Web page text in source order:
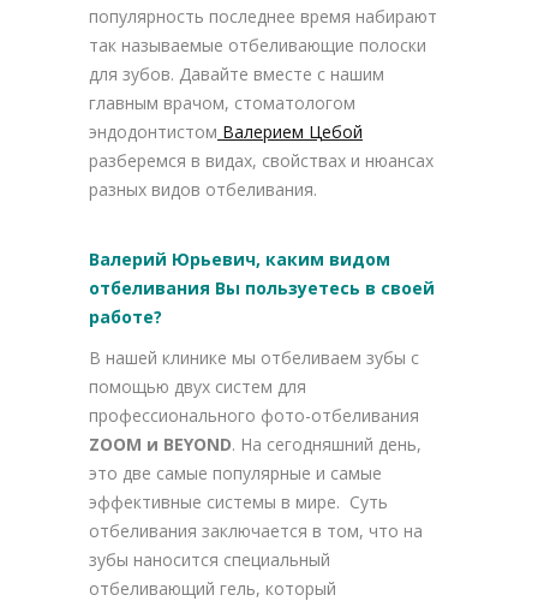
популярность последнее время набирают
так называемые отбеливающие полоски
для зубов. Давайте вместе с нашим
главным врачом, стоматологом
эндодонтистом Валерием Цебой
разберемся в видах, свойствах и нюансах
разных видов отбеливания.
Валерий Юрьевич, каким видом
отбеливания Вы пользуетесь в своей
работе?
В нашей клинике мы отбеливаем зубы с
помощью двух систем для
профессионального фото-отбеливания
ZOOM и BEYOND. На сегодняшний день,
это две самые популярные и самые
эффективные системы в мире. Суть
отбеливания заключается в том, что на
зубы наносится специальный
отбеливающий гель, который